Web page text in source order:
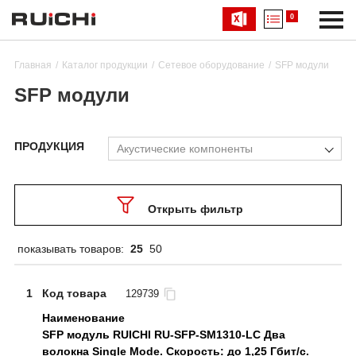
0
Главная Каталог продукции Сетевое оборудование SFP модули
SFP модули
ПРОДУКЦИЯ Акустические компоненты
Открыть фильтр
показывать товаров: 25 50
1 Код товара 129739
SFP модуль RUICHI RU-SFP-SM1310-LC Два
волокна Single Mode. Скорость: до 1,25 Гбит/c.
Тип Oптический SFP
Тип Oптический SFP
Тип Oптический SFP
Тип Oптический SFP
Тип Oптический SFP
Тип Медный SFP модуль